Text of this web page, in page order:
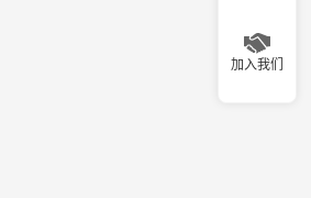
加入我们